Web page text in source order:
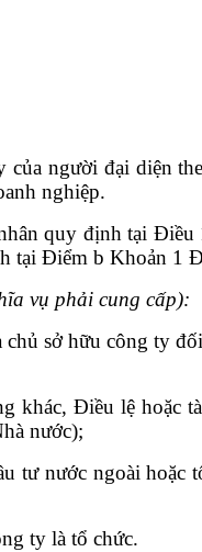
người đại diện
nghiệp.
quy định tại
tại Điểm b Khoản 1
vụ phải cung cấp):
sở hữu công ty
khác, Điều lệ hoặc
nước);
tư nước ngoài hoặc
ty là tổ chức.